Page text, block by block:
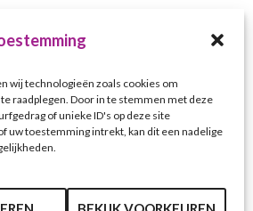
wij technologieën zoals cookies om
raadplegen. Door in te stemmen met deze
of unieke ID's op deze site
uw toestemming intrekt, kan dit een nadelige